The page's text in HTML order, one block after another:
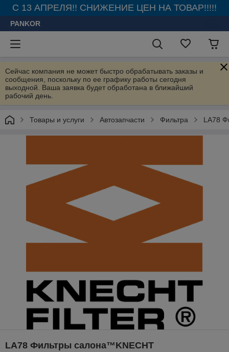
С 13 АПРЕЛЯ!! СНИЖЕНИЕ ЦЕН НА ТОВАР!!!!!
PANKOR
Сейчас компания не может быстро обрабатывать заказы и
сообщения, поскольку по ее графику работы сегодня
выходной. Ваша заявка будет обработана в ближайший
рабочий день.
Товары и услуги Автозапчасти Фильтра LA78
LA78 Фильтры салона™KNECHT